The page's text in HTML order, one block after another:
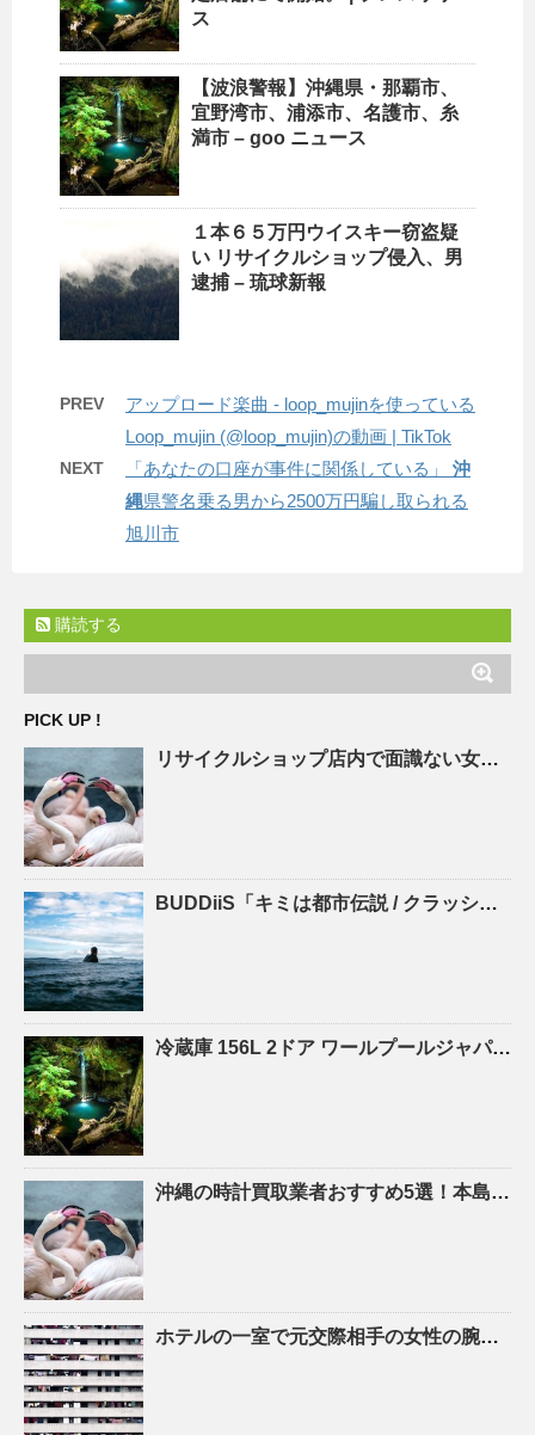
ス
【波浪警報】 沖縄県・那覇市、
宜野湾市、浦添市、名護市、糸
満市 – goo ニュース
１本６５万円ウイスキー窃盗疑
い リサイクルショップ侵入、男
逮捕 – 琉球新報
PREV
アップロード楽曲 - loop_mujinを使っている
Loop_mujin (@loop_mujin)の動画 | TikTok
NEXT 「あなたの口座が事件に関係している」 沖
縄県警名乗る男から2500万円騙し取られる
旭川市
購読する
PICK UP !
リサイクルショップ店内で面識ない女子高校生の首をシャープペンシルで刺す 41歳の男を殺人未遂 …
BUDDiiS「キミは都市伝説 / クラッシュパラダイス」初回生産限定盤 Type-B – ナタリー
冷蔵庫 156L 2ドア ワールプールジャパン YRZ-F15LW |
沖縄の時計買取業者おすすめ5選！本島・離島の店舗を徹底比較 – おいくら
ホテルの一室で元交際相手の女性の腕をかむ 傷害の疑いで飲食店従業員の男（23）逮捕 札幌市